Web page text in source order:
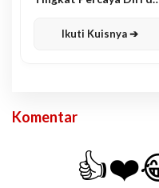
Ikuti Kuisnya ➔
Komentar
👍❤️